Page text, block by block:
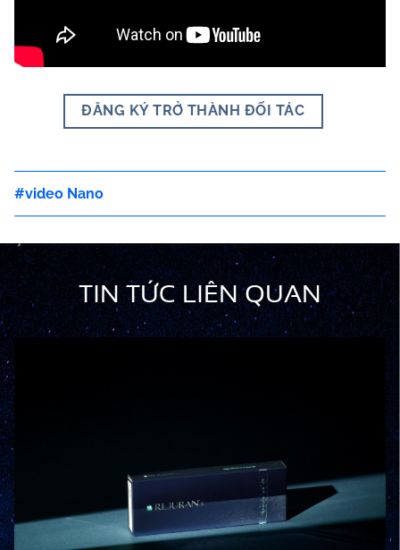
ĐĂNG KÝ TRỞ THÀNH ĐỐI TÁC
video Nano
TIN TỨC LIÊN QUAN